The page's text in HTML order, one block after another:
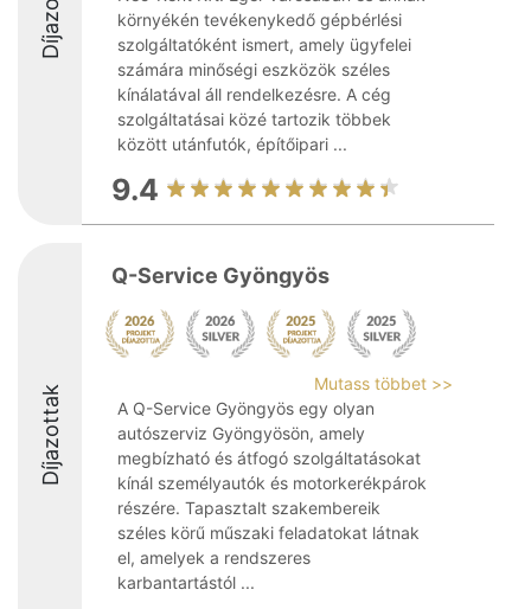
környékén tevékenykedő gépbérlési
szolgáltatóként ismert, amely ügyfelei
számára minőségi eszközök széles
kínálatával áll rendelkezésre. A cég
szolgáltatásai közé tartozik többek
között utánfutók, építőipari ...
9.4
Díjazottak
Q-Service Gyöngyös
Mutass többet >>
A Q-Service Gyöngyös egy olyan
autószerviz Gyöngyösön, amely
megbízható és átfogó szolgáltatásokat
kínál személyautók és motorkerékpárok
részére. Tapasztalt szakembereik
széles körű műszaki feladatokat látnak
el, amelyek a rendszeres
karbantartástól ...